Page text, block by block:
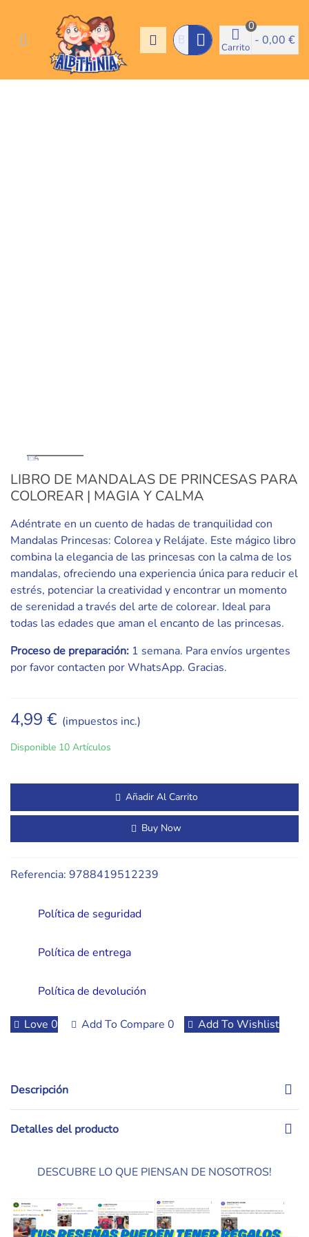
Carrito
0
- 0,00 €
LIBRO DE MANDALAS DE PRINCESAS PARA
COLOREAR | MAGIA Y CALMA
Adéntrate en un cuento de hadas de tranquilidad con
Mandalas Princesas: Colorea y Relájate. Este mágico libro
combina la elegancia de las princesas con la calma de los
mandalas, ofreciendo una experiencia única para reducir el
estrés, potenciar la creatividad y encontrar un momento
de serenidad a través del arte de colorear. Ideal para
todas las edades que aman el encanto de las princesas.
Proceso de preparación: 1 semana. Para envíos urgentes
por favor contacten por WhatsApp. Gracias.
4,99 € (impuestos inc.)
Disponible 10 Artículos
Añadir Al Carrito
Buy Now
Referencia: 9788419512239
Política de seguridad
Política de entrega
Política de devolución
Love 0 Add To Compare 0 Add To Wishlist
Descripción
Detalles del producto
DESCUBRE LO QUE PIENSAN DE NOSOTROS!